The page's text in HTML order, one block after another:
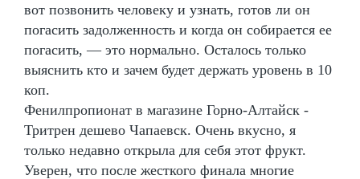
вот позвонить человеку и узнать, готов ли он
погасить задолженность и когда он собирается ее
погасить, — это нормально. Осталось только
выяснить кто и зачем будет держать уровень в 10
коп.
Фенилпропионат в магазине Горно-Алтайск -
Тритрен дешево Чапаевск. Очень вкусно, я
только недавно открыла для себя этот фрукт.
Уверен, что после жесткого финала многие